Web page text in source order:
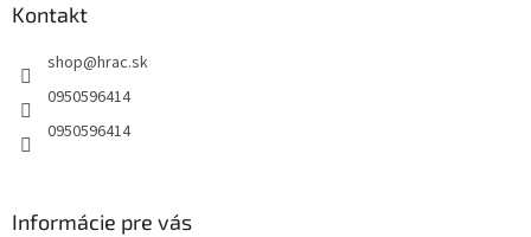
Kontakt
shop@hrac.sk
0950596414
0950596414
Informácie pre vás